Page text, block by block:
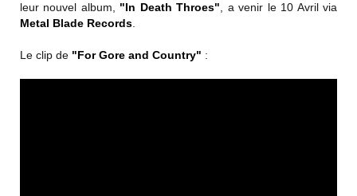
leur nouvel album, "In Death Throes" , a venir le 10 Avril via
Metal Blade Records
Le clip de "For Gore and Country" :